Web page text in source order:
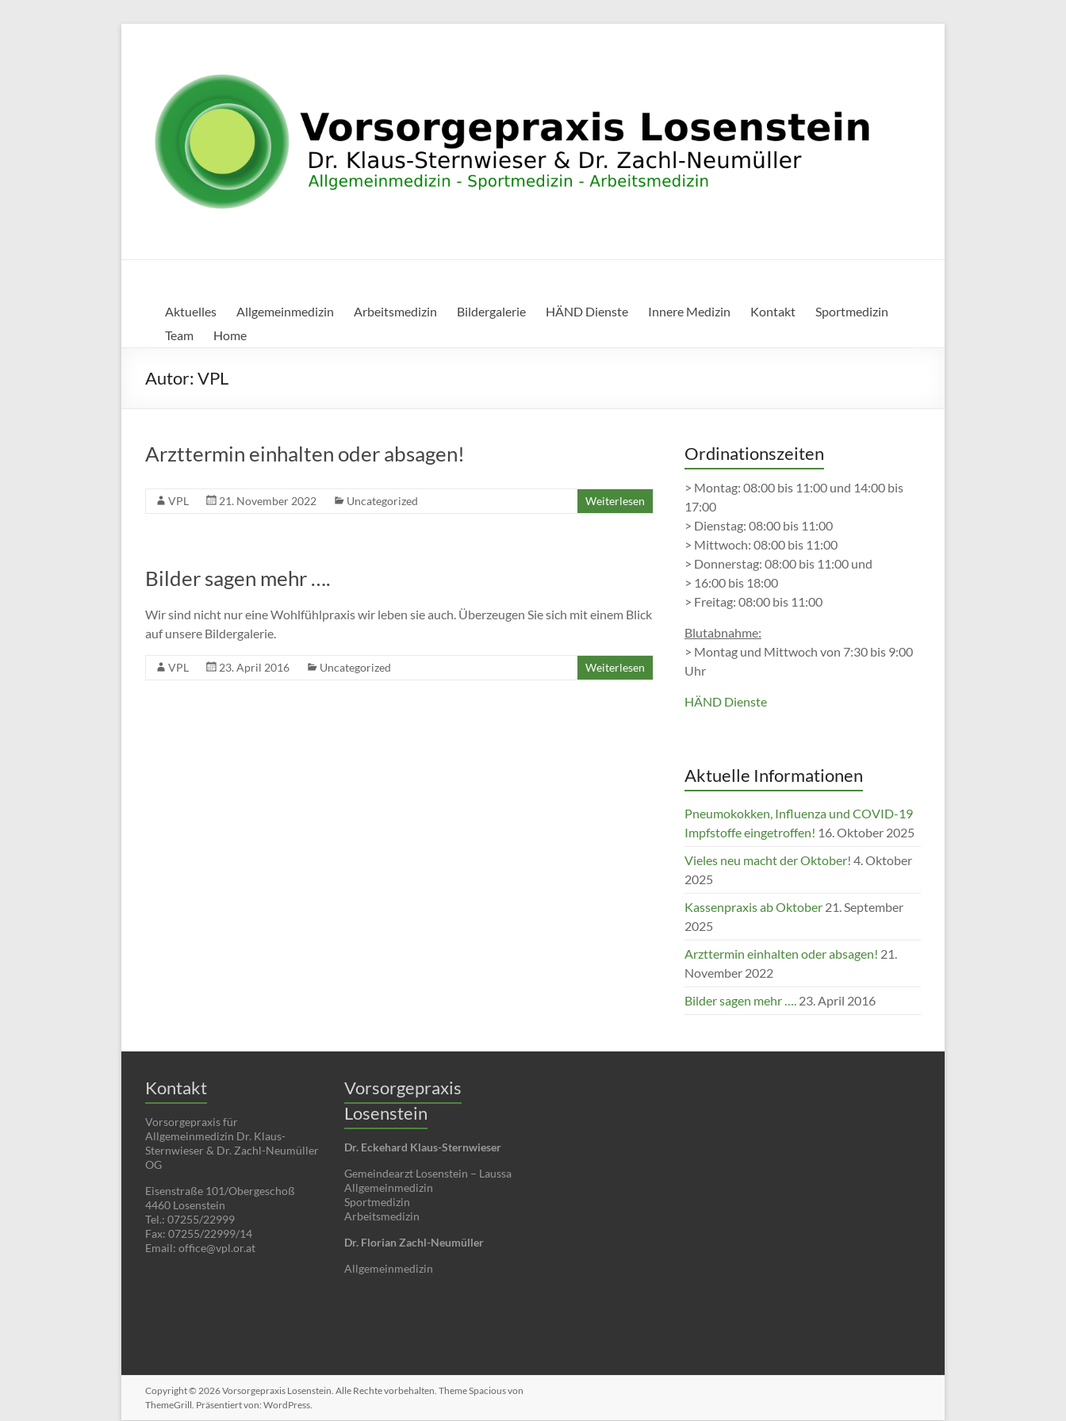
Losenstein
Dr. Klaus-
Zachl-Neumüller
Aktuelles Allgemeinmedizin Arbeitsmedizin Bildergalerie HÄND Dienste Innere Medizin Kontakt
Sportmedizin
Team
Home
Autor: VPL
Arzttermin einhalten oder absagen!
VPL 21. November 2022 Uncategorized Weiterlesen
Bilder sagen mehr ….
Wir sind nicht nur eine Wohlfühlpraxis wir leben sie auch. Überzeugen Sie sich mit einem Blick
auf unsere Bildergalerie.
VPL 23. April 2016 Uncategorized Weiterlesen
Ordinationszeiten
> Montag: 08:00 bis 11:00 und 14:00 bis
17:00
> Dienstag: 08:00 bis 11:00
> Mittwoch: 08:00 bis 11:00
> Donnerstag: 08:00 bis 11:00 und
> 16:00 bis 18:00
> Freitag: 08:00 bis 11:00
Blutabnahme:
> Montag und Mittwoch von 7:30 bis 9:00
Uhr
HÄND Dienste
Aktuelle Informationen
Pneumokokken, Influenza und COVID-19
Impfstoffe eingetroffen! 16. Oktober 2025
Vieles neu macht der Oktober! 4. Oktober
2025
Kassenpraxis ab Oktober 21. September
2025
Arzttermin einhalten oder absagen! 21.
November 2022
Bilder sagen mehr ….
23. April 2016
Kontakt
Vorsorgepraxis für
Allgemeinmedizin Dr. Klaus-
Sternwieser & Dr. Zachl-Neumüller
OG
Eisenstraße 101/Obergeschoß
4460 Losenstein
Tel.: 07255/22999
Fax: 07255/22999/14
Email: office@vpl.or.at
Vorsorgepraxis
Losenstein
Dr. Eckehard Klaus-Sternwieser
Gemeindearzt Losenstein – Laussa
Allgemeinmedizin
Sportmedizin
Arbeitsmedizin
Dr. Florian Zachl-Neumüller
Allgemeinmedizin
Copyright © 2026Vorsorgepraxis Losenstein . Alle Rechte vorbehalten. ThemeSpaciousvon
ThemeGrill. Präsentiert von: WordPress